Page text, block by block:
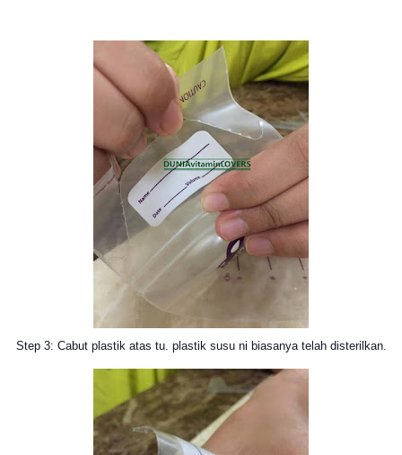
Step 3: Cabut plastik atas tu. plastik susu ni biasanya telah disterilkan.